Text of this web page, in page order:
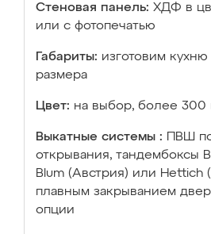
Стеновая панель: ХДФ в
или с фотопечатью
Габариты: изготовим
размера
Цвет: на выбор, более 300
Выкатные системы :
ПВШ
открывания, тандембоксы
Blum (Австрия) или Hettich
плавным закрыванием
опции